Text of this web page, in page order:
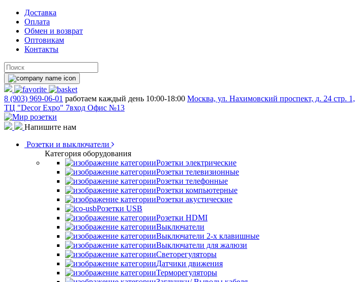
Доставка
Оплата
Обмен и возврат
Оптовикам
Контакты
8 (903) 969-06-01 работаем каждый день 10:00-18:00 Москва, ул. Нахимовский проспект, д. 24 стр. 1,
ТЦ "Decor Expo" 7вход Офис №13
Напишите нам
Розетки и выключатели
Категория оборудования
Розетки электрические
Розетки телевизионные
Розетки телефонные
Розетки компьютерные
Розетки акустические
Розетки USB
Розетки HDMI
Выключатели
Выключатели 2-х клавишные
Выключатели для жалюзи
Светорегуляторы
Датчики движения
Терморегуляторы